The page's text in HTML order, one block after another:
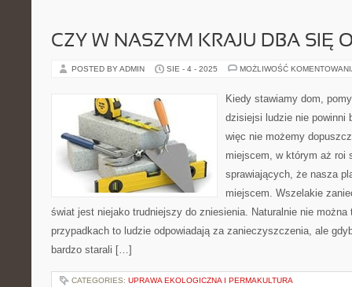
CZY W NASZYM KRAJU DBA SIĘ
POSTED BY ADMIN SIE - 4 - 2025 MOŻLIWOŚĆ
Kiedy stawiamy dom,
dzisiejsi ludzie nie powinni
więc nie możemy
miejscem, w którym aż roi
sprawiających, że nasza
miejscem. Wszelakie
świat jest niejako trudniejszy do zniesienia. Naturalnie nie
przypadkach to ludzie odpowiadają za zanieczyszczenia, ale
bardzo starali […]
CATEGORIES: UPRAWA EKOLOGICZNA I PERMAKULTURA